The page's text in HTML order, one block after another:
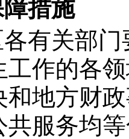
措施
有关部
工作的各
和地方财
共服务均